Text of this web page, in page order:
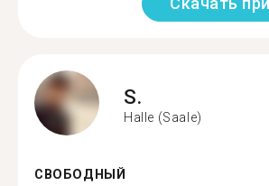
S.
Halle (Saale)
СВОБОДНЫЙ